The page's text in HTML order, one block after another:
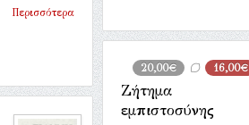
Περισσότερα
20,00€ 16,00€
Ζήτημα
εμπιστοσύνης